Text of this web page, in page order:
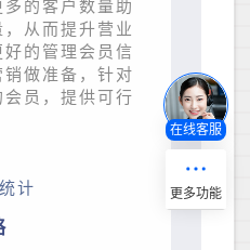
的客户数量助
从而提升营业
的管理会员信
做准备，针对
员，提供可行
计
在线客服